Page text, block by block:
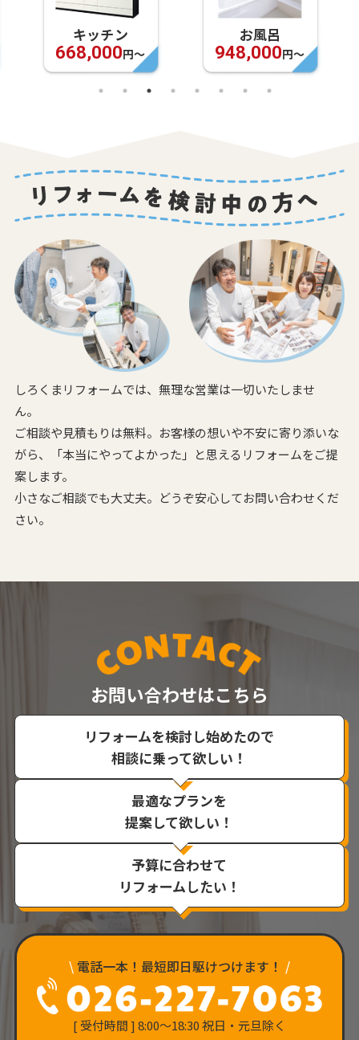
キッチン
668,000円〜
お風呂
948,000円〜
しろくまリフォームでは、無理な営業は一切いたしませ
ん。
ご相談や見積もりは無料。お客様の想いや不安に寄り添いな
がら、
「本当にやってよかった」と思えるリフォームをご提
案します。
小さなご相談でも大丈夫。どうぞ安心してお問い合わせくだ
さい。
お問い合わせはこちら
リフォームを検討し始めたので
相談に乗って欲しい！
最適なプランを
提案して欲しい！
予算に合わせて
リフォームしたい！
\ 電話一本！最短即日駆けつけます！ /
[ 受付時間 ] 8:00〜18:30 祝日・元旦除く